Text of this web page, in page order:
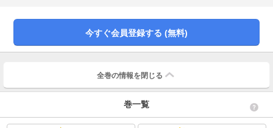
今すぐ会員登録する (無料)
全巻の情報を 閉じる
巻一覧